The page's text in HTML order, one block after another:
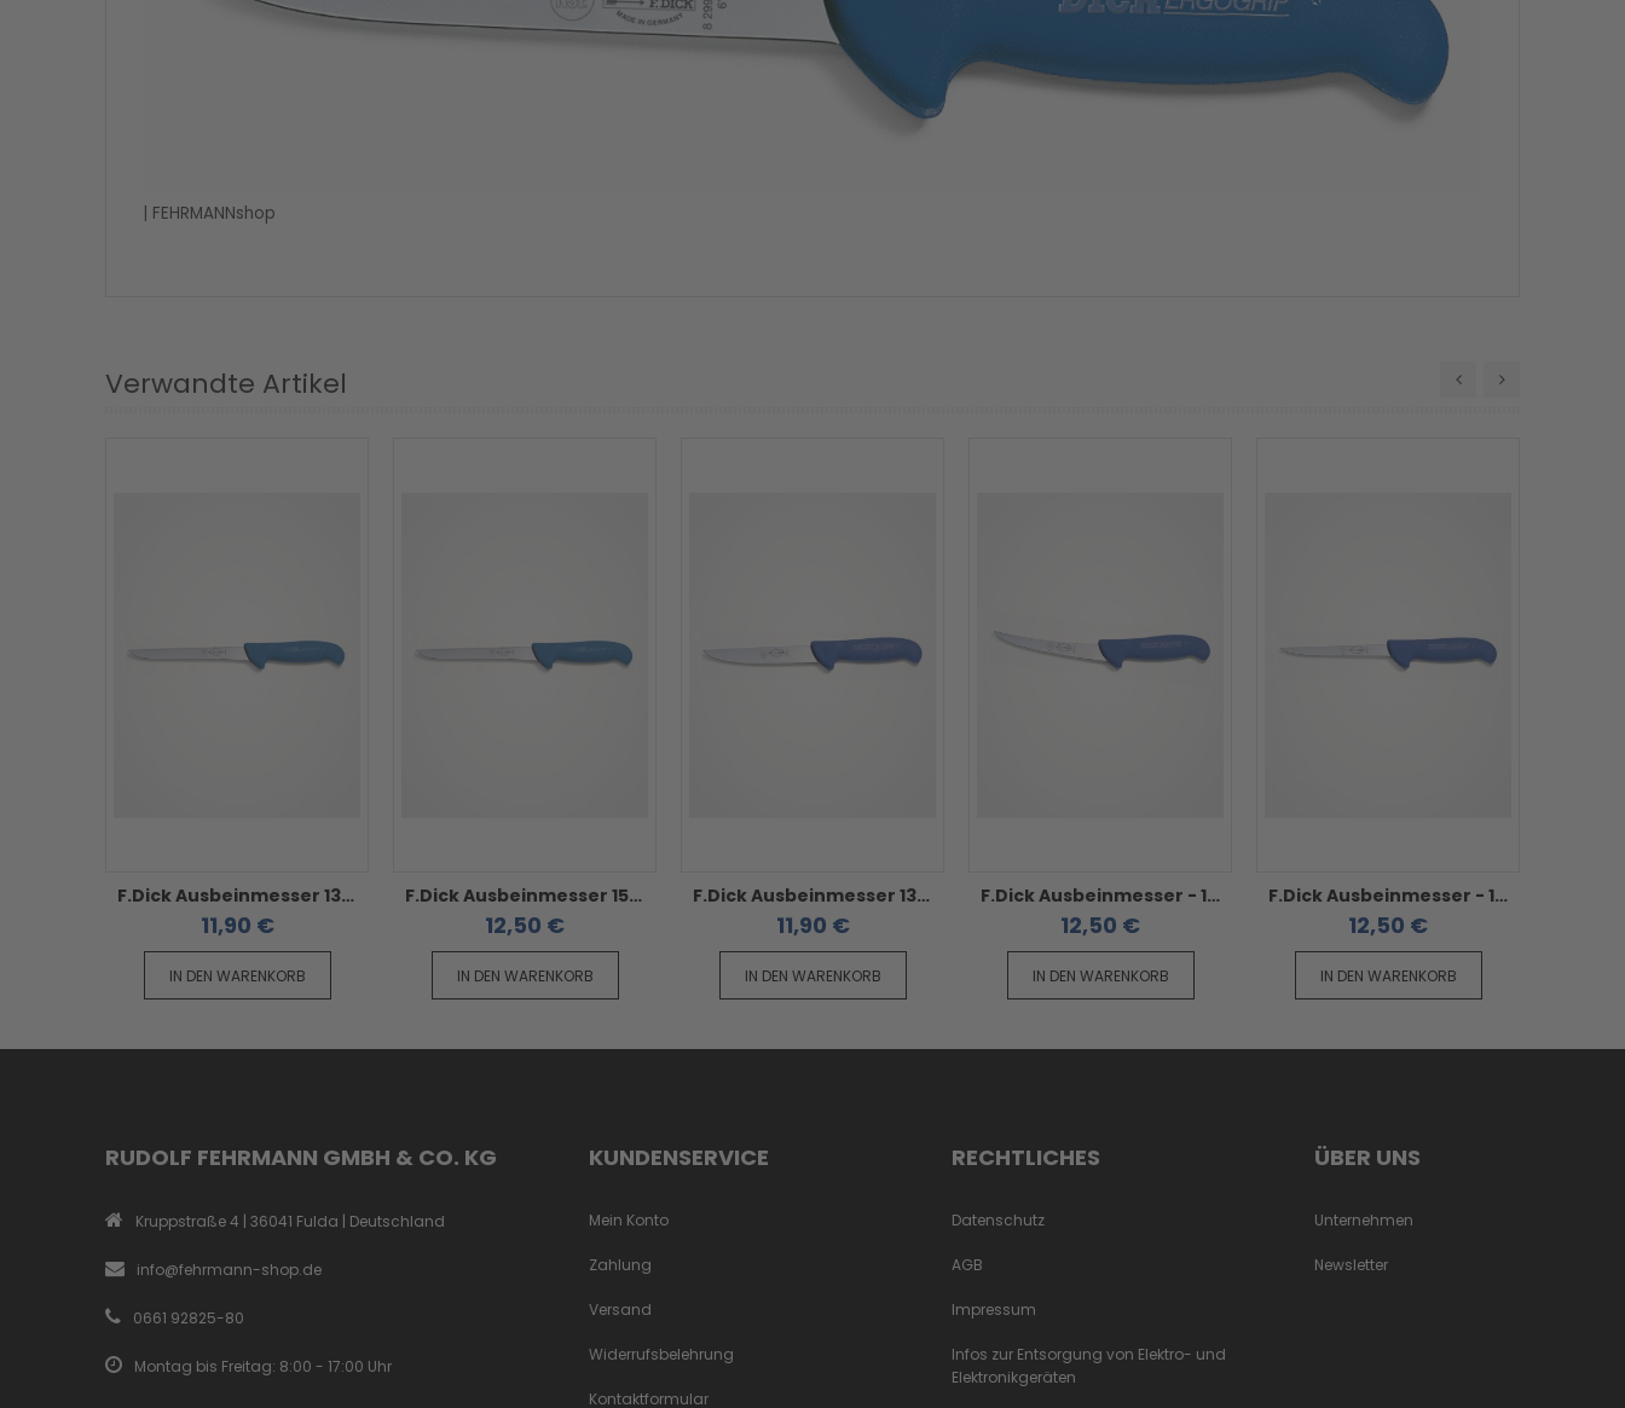
| FEHRMANNshop
Verwandte Artikel
F.Dick Ausbeinmesser 13 cm - ErgoGrip blauer Griff steif schmal
11,90 €
IN DEN WARENKORB
F.Dick Ausbeinmesser 15 cm - ErgoGrip blauer Griff steif schmal
12,50 €
IN DEN WARENKORB
F.Dick Ausbeinmesser 13 cm - ErgoGrip blauer Griff steif breit
11,90 €
IN DEN WARENKORB
F.Dick Ausbeinmesser - 15 cm ErgoGrip blauer Griff steif geschweift
12,50 €
IN DEN WARENKORB
F.Dick Ausbeinmesser - 15 cm ErgoGrip blauer Griff flexibel
12,50 €
IN DEN WARENKORB
RUDOLF FEHRMANN GMBH & CO. KG
Kruppstraße 4 | 36041 Fulda | Deutschland
info@fehrmann-shop.de
0661 92825-80
Montag bis Freitag: 8:00 - 17:00 Uhr
KUNDENSERVICE
Mein Konto
Zahlung
Versand
Widerrufsbelehrung
Kontaktformular
RECHTLICHES
Datenschutz
AGB
Impressum
Infos zur Entsorgung von Elektro- und
Elektronikgeräten
ÜBER UNS
Unternehmen
Newsletter